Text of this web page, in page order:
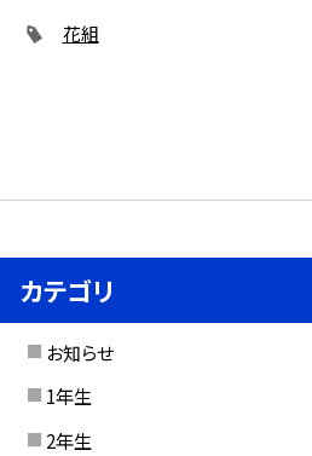
花組
カテゴリ
お知らせ
1年生
2年生